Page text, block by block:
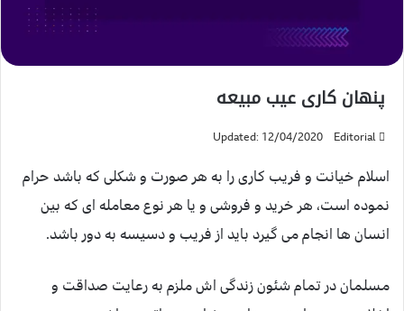
پنهان کاری عیب مبیعه
Editorial
Updated: 12/04/2020
اسلام خیانت و فریب کاری را به هر صورت و شکلی که باشد حرام
نموده است، هر خرید و فروشی و یا هر نوع معامله ای که بین
انسان ها انجام می گیرد باید از فریب و دسیسه به دور باشد.
مسلمان در تمام شئون زندگی اش ملزم به رعایت صداقت و